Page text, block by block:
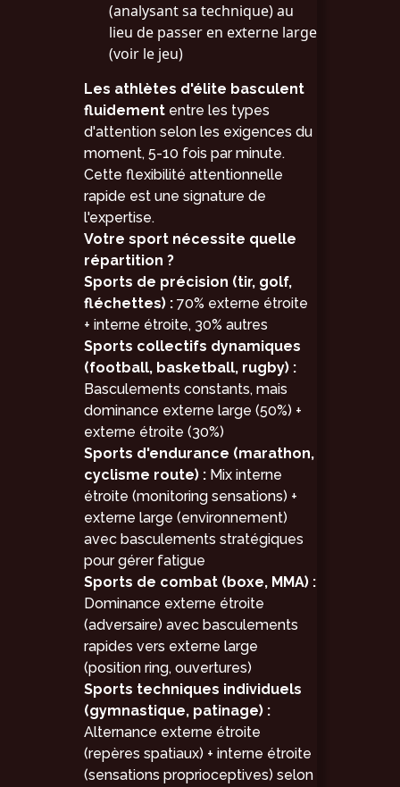
(analysant sa technique) au
lieu de passer en externe large
(voir le jeu)
Les athlètes d'élite basculent
fluidemententre les types
d'attention selon les exigences du
moment, 5-10 fois par minute.
Cette flexibilité attentionnelle
rapide est une signature de
l'expertise.
Votre sport nécessite quelle
répartition ?
Sports de précision (tir, golf,
fléchettes) :70% externe étroite
+ interne étroite, 30% autres
Sports collectifs dynamiques
(football, basketball, rugby) :
Basculements constants, mais
dominance externe large (50%) +
externe étroite (30%)
Sports d'endurance (marathon,
cyclisme route) :Mix interne
étroite (monitoring sensations) +
externe large (environnement)
avec basculements stratégiques
pour gérer fatigue
Sports de combat (boxe, MMA) :
Dominance externe étroite
(adversaire) avec basculements
rapides vers externe large
(position ring, ouvertures)
Sports techniques individuels
(gymnastique, patinage) :
Alternance externe étroite
(repères spatiaux) + interne étroite
(sensations proprioceptives) selon